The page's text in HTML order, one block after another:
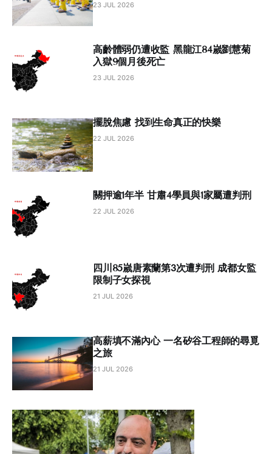
23 JUL 2026
高齡體弱仍遭收監 黑龍江84嵗劉慧菊
入獄9個月後死亡
23 JUL 2026
擺脫焦慮 找到生命真正的快樂
22 JUL 2026
關押逾1年半 甘肅4學員與1家屬遭判刑
22 JUL 2026
四川85嵗唐素蘭第3次遭判刑 成都女監
限制子女探視
21 JUL 2026
高薪填不滿內心 一名矽谷工程師的尋覓
之旅
21 JUL 2026